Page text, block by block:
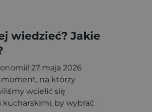
wiedzieć? Jakie
27 maja 2026
moment, na którzy
wcielić się
by wybrać